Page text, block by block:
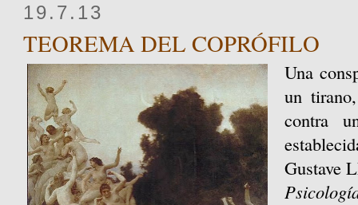
19.7.13
TEOREMA DEL COPRÓFILO
Una
un
contra
Gustave